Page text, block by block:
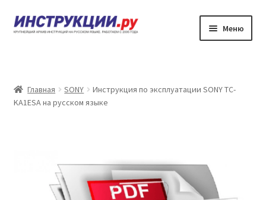
Перейти
к
Перейти
к
Меню
Каталог инструкций по эксплуатации
Контакты
Главная SONY
Инструкция по эксплуатации SONY TC-
KA1ESA на русском языке